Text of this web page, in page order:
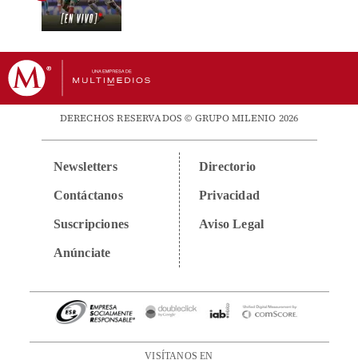
DERECHOS RESERVADOS © GRUPO MILENIO 2026
Newsletters
Contáctanos
Suscripciones
Anúnciate
Directorio
Privacidad
Aviso Legal
VISÍTANOS EN